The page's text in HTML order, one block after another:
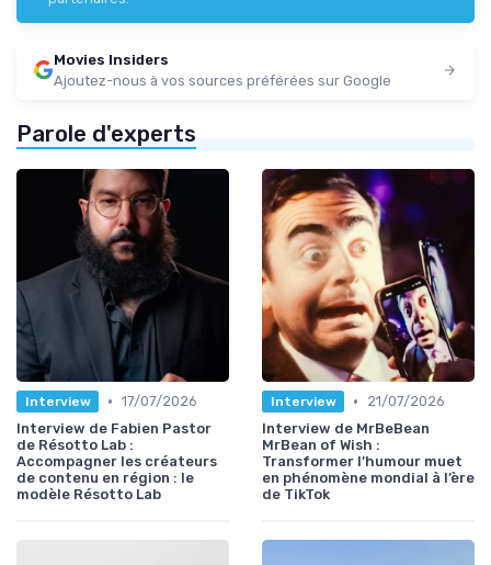
Movies Insiders
Ajoutez-nous à vos sources préférées sur Google
Parole d'experts
Interview • 17/07/2026
Interview de Fabien Pastor
de Résotto Lab :
Accompagner les créateurs
de contenu en région : le
modèle Résotto Lab
Interview •
21/07/2026
Interview de MrBeBean
MrBean of Wish :
Transformer l’humour muet
en phénomène mondial à l’ère
de TikTok